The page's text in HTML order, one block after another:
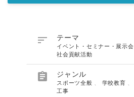
 テーマ
イベント・セミナー・展示会
社会貢献活動
 ジャンル
スポーツ全般 、 学校教育 、
工事